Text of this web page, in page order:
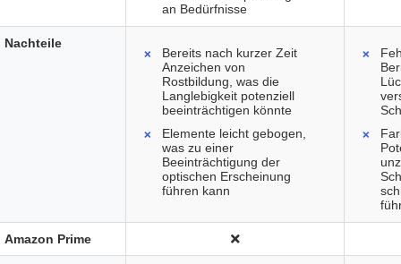
an Bedürfnisse
Bereits nach kurzer Zeit
Anzeichen von
Rostbildung, was die
Langlebigkeit potenziell
beeinträchtigen könnte
Elemente leicht gebogen,
was zu einer
Beeinträchtigung der
optischen Erscheinung
führen kann
Nachteile
Amazon Prime